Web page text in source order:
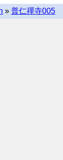
» 普仁禪寺005